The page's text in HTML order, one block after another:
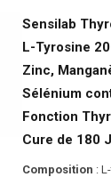
Sensilab
L-Tyrosine
Zinc,
Sélénium
Fonction
Cure de 180
Composition :